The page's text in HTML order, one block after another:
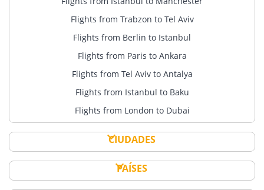
Flights from Trabzon to Tel Aviv
Flights from Berlin to Istanbul
Flights from Paris to Ankara
Flights from Tel Aviv to Antalya
Flights from Istanbul to Baku
Flights from London to Dubai
CIUDADES
PAÍSES